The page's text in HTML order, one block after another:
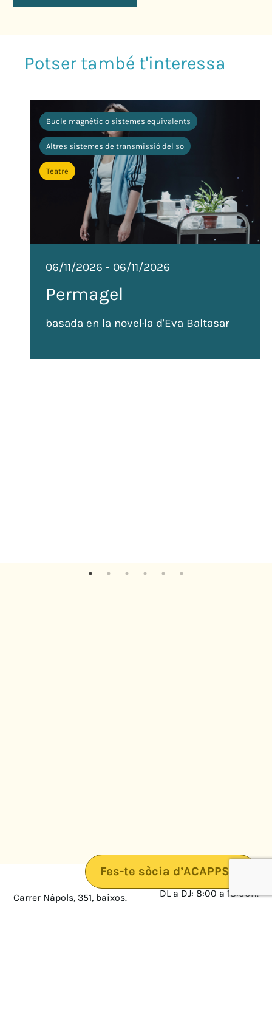
Bucle magnètic o sistemes equivalents
Altres sistemes de transmissió del so
Teatre
06/11/2026 - 06/11/2026
Permagel
basada en la novel·la d'Eva Baltasar
Fes-te sòcia d’ACAPPS
Carrer Nàpols, 351, baixos.
08025 · Barcelona
DL a DJ: 8:00 a 18:00h.